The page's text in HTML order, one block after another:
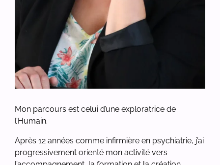
Mon parcours est celui d’une exploratrice de
l’Humain.
Après 12 années comme infirmière en psychiatrie, j’ai
progressivement orienté mon activité vers